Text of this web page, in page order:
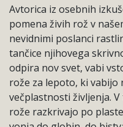
Avtorica iz osebnih
pomena živih rož v
nevidnimi poslanci
tančice njihovega
odpira nov svet, vabi
rože za lepoto, ki vabijo
večplastnosti življenja.
rože razkrivajo po